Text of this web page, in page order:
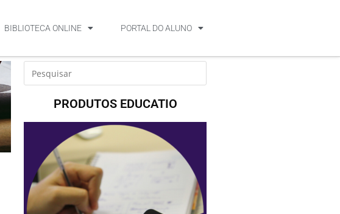
BIBLIOTECA ONLINE PORTAL DO ALUNO
PRODUTOS EDUCATIO